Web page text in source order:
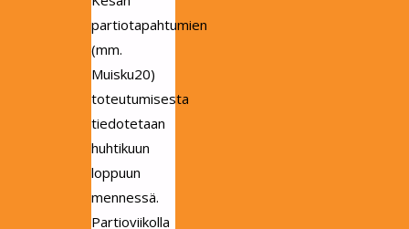
partiotapahtumien
(mm.
Muisku20)
toteutumisesta
tiedotetaan
huhtikuun
loppuun
mennessä.
Partioviikolla